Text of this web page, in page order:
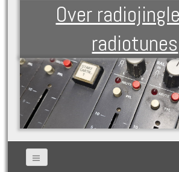
Over
radiotunes